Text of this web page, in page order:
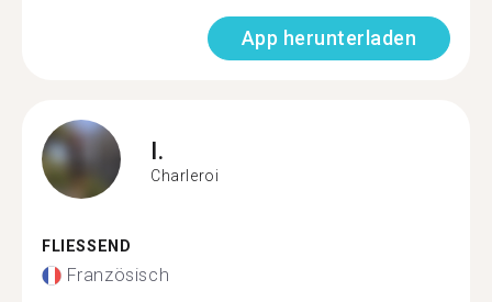
App herunterladen
I.
Charleroi
FLIESSEND
Französisch